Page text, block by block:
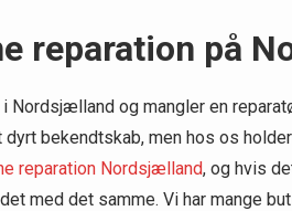
reparation på
i Nordsjælland og mangler en
bekendtskab, men hos os
reparation Nordsjælland, og hvis
med det samme. Vi har mange